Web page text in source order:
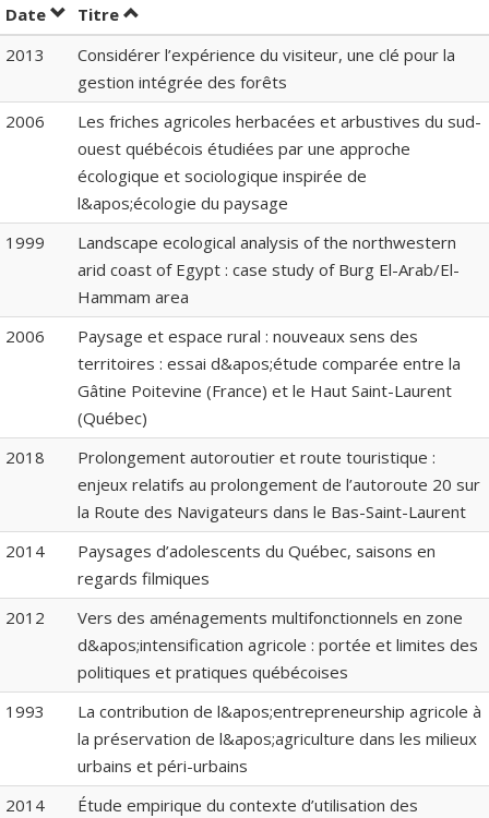
Date Trier par date en ordre croissant
Titre Trier par titre en ordre croissant
2013
Considérer l’expérience du visiteur, une clé pour la
gestion intégrée des forêts
2006
Les friches agricoles herbacées et arbustives du sud-
ouest québécois étudiées par une approche
écologique et sociologique inspirée de
l&apos;écologie du paysage
1999
Landscape ecological analysis of the northwestern
arid coast of Egypt : case study of Burg El-Arab/El-
Hammam area
2006
Paysage et espace rural : nouveaux sens des
territoires : essai d&apos;étude comparée entre la
Gâtine Poitevine (France) et le Haut Saint-Laurent
(Québec)
2018
Prolongement autoroutier et route touristique :
enjeux relatifs au prolongement de l’autoroute 20 sur
la Route des Navigateurs dans le Bas-Saint-Laurent
2014
Paysages d’adolescents du Québec, saisons en
regards filmiques
2012
Vers des aménagements multifonctionnels en zone
d&apos;intensification agricole : portée et limites des
politiques et pratiques québécoises
1993
La contribution de l&apos;entrepreneurship agricole à
la préservation de l&apos;agriculture dans les milieux
urbains et péri-urbains
2014
Étude empirique du contexte d’utilisation des